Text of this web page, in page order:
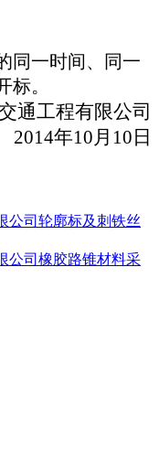
同一时间、同一
标。
通工程有限公司
2014年10月10日
公司轮廓标及刺铁丝
公司橡胶路锥材料采